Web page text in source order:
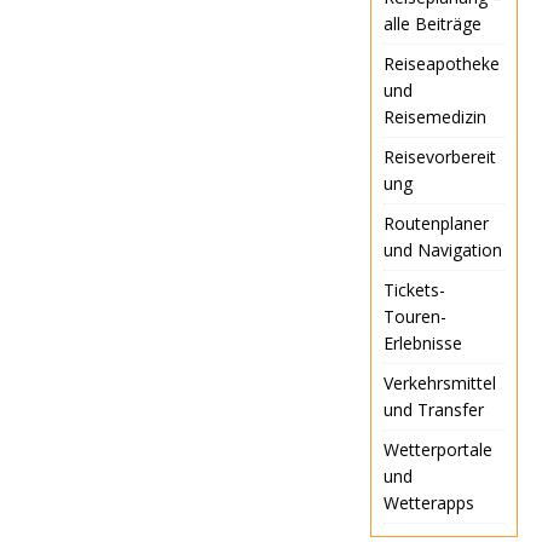
alle Beiträge
Reiseapotheke
und
Reisemedizin
Reisevorbereit
ung
Routenplaner
und Navigation
Tickets-
Touren-
Erlebnisse
Verkehrsmittel
und Transfer
Wetterportale
und
Wetterapps